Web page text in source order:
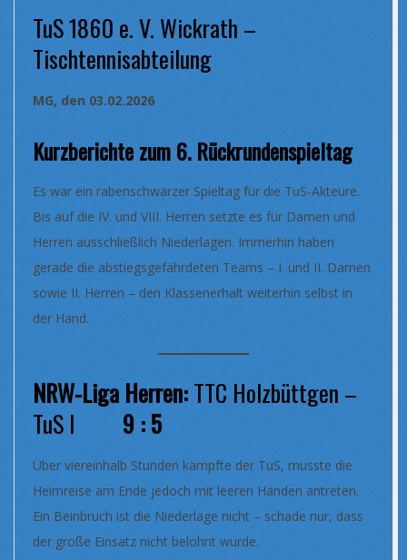
TuS 1860 e. V. Wickrath –
Tischtennisabteilung
MG, den 03.02.2026
Kurzberichte zum 6. Rückrundenspieltag
Es war ein rabenschwarzer Spieltag für die TuS-Akteure.
Bis auf die IV. und VIII. Herren setzte es für Damen und
Herren ausschließlich Niederlagen. Immerhin haben
gerade die abstiegsgefährdeten Teams – I. und II. Damen
sowie II. Herren – den Klassenerhalt weiterhin selbst in
der Hand.
NRW-Liga Herren:TTC Holzbüttgen –
TuS I 9 : 5
Über viereinhalb Stunden kämpfte der TuS, musste die
Heimreise am Ende jedoch mit leeren Händen antreten.
Ein Beinbruch ist die Niederlage nicht – schade nur, dass
der große Einsatz nicht belohnt wurde.